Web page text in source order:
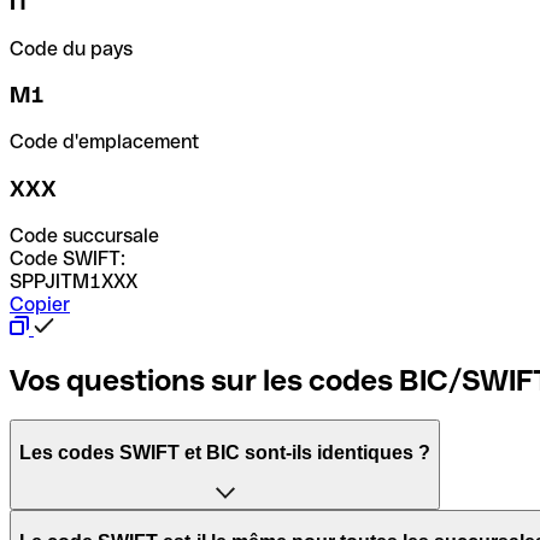
Code du pays
M1
Code d'emplacement
XXX
Code succursale
Code SWIFT:
SPPJITM1XXX
Copier
Vos questions sur les codes BIC/
Les codes SWIFT et BIC sont-ils identiques ?